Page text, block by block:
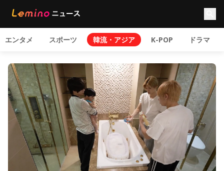
エンタメ スポーツ 韓流・アジア K-POP ドラマ